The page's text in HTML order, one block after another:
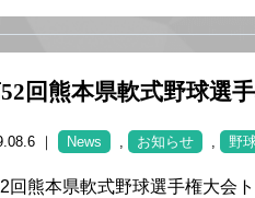
回熊本県軟式野球選
｜ News , お知らせ , 野
回熊本県軟式野球選手権大会